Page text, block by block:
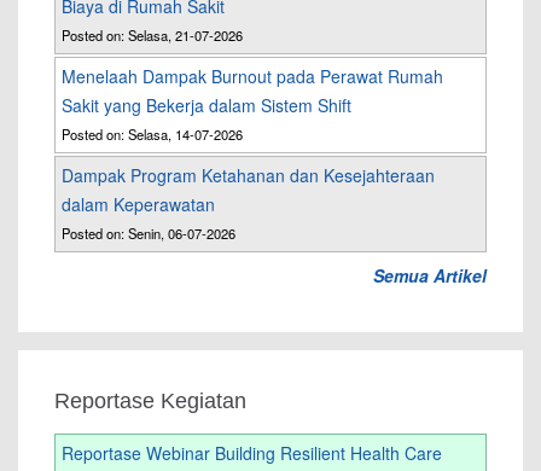
Biaya di Rumah Sakit
Posted on: Selasa, 21-07-2026
Menelaah Dampak Burnout pada Perawat Rumah
Sakit yang Bekerja dalam Sistem Shift
Posted on: Selasa, 14-07-2026
Dampak Program Ketahanan dan Kesejahteraan
dalam Keperawatan
Posted on: Senin, 06-07-2026
Semua Artikel
Reportase Kegiatan
Reportase Webinar Building Resilient Health Care